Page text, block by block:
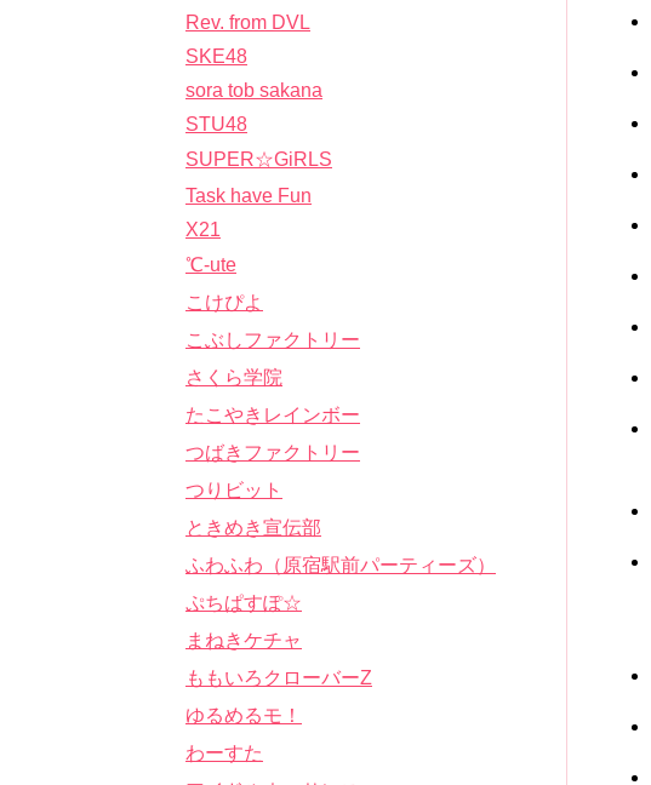
Rev. from DVL
SKE48
sora tob sakana
STU48
SUPER☆GiRLS
Task have Fun
X21
℃-ute
こけぴよ
こぶしファクトリー
さくら学院
たこやきレインボー
つばきファクトリー
つりビット
ときめき宣伝部
ふわふわ（原宿駅前パーティーズ）
ぷちぱすぽ☆
まねきケチャ
ももいろクローバーZ
ゆるめるモ！
わーすた